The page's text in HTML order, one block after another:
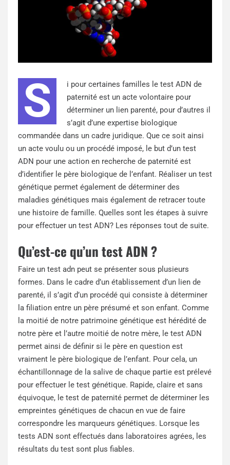
S
i pour certaines familles le test ADN de
paternité est un acte volontaire pour
déterminer un lien parenté, pour d’autres il
s’agit d’une expertise biologique
commandée dans un cadre juridique. Que ce soit ainsi
un acte voulu ou un procédé imposé, le but d’un test
ADN pour une action en recherche de paternité est
d’identifier le père biologique de l’enfant. Réaliser un test
génétique permet également de déterminer des
maladies génétiques mais également de retracer toute
une histoire de famille. Quelles sont les étapes à suivre
pour effectuer un test ADN? Les réponses tout de suite.
Qu’est-ce qu’un test ADN ?
Faire un test adn peut se présenter sous plusieurs
formes. Dans le cadre d’un établissement d’un lien de
parenté, il s’agit d’un procédé qui consiste à déterminer
la filiation entre un père présumé et son enfant. Comme
la moitié de notre patrimoine génétique est hérédité de
notre père et l’autre moitié de notre mère, le test ADN
permet ainsi de définir si le père en question est
vraiment le père biologique de l’enfant. Pour cela, un
échantillonnage de la salive de chaque partie est prélevé
pour effectuer le test génétique. Rapide, claire et sans
équivoque, le test de paternité permet de déterminer les
empreintes génétiques de chacun en vue de faire
correspondre les marqueurs génétiques. Lorsque les
tests ADN sont effectués dans laboratoires agrées, les
résultats du test sont plus fiables.